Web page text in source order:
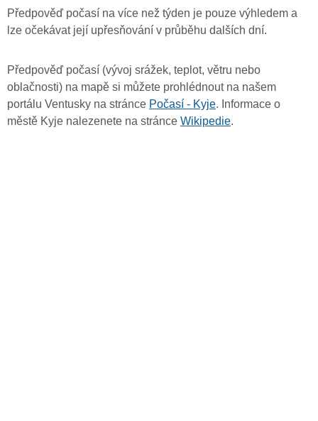
Předpověď počasí na více než týden je pouze výhledem a
lze očekávat její upřesňování v průběhu dalších dní.
Předpověď počasí (vývoj srážek, teplot, větru nebo
oblačnosti) na mapě si můžete prohlédnout na našem
portálu Ventusky na stránce Počasí - Kyje. Informace o
městě Kyje nalezenete na stránce Wikipedie.